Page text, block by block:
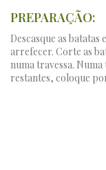
PREPARAÇÃO:
Descasque as
arrefecer. Corte as
numa travessa.
restantes, coloque